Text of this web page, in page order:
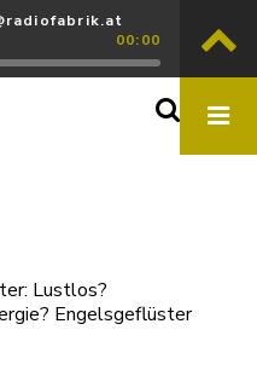
00:00
Lustlos?
Engelsgeflüster